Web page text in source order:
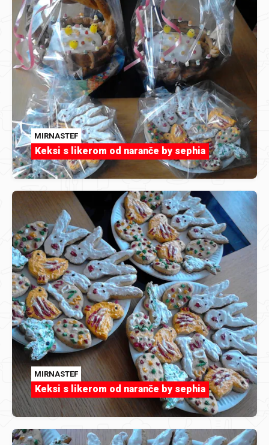
MIRNASTEF
Keksi s likerom od naranče by sephia
MIRNASTEF
Keksi s likerom od naranče by sephia